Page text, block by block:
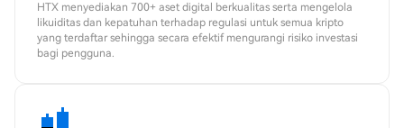
HTX menyediakan 700+ aset digital berkualitas serta mengelola
likuiditas dan kepatuhan terhadap regulasi untuk semua kripto
yang terdaftar sehingga secara efektif mengurangi risiko investasi
bagi pengguna.